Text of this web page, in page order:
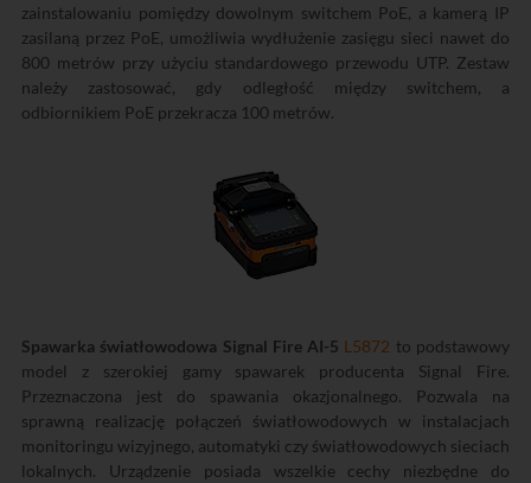
zainstalowaniu pomiędzy dowolnym switchem PoE, a kamerą IP
zasilaną przez PoE, umożliwia wydłużenie zasięgu sieci nawet do
800 metrów przy użyciu standardowego przewodu UTP. Zestaw
należy zastosować, gdy odległość między switchem, a
odbiornikiem PoE przekracza 100 metrów.
Spawarka światłowodowa Signal Fire AI-5 L5872 to podstawowy
model z szerokiej gamy spawarek producenta Signal Fire.
Przeznaczona jest do spawania okazjonalnego. Pozwala na
sprawną realizację połączeń światłowodowych w instalacjach
monitoringu wizyjnego, automatyki czy światłowodowych sieciach
lokalnych. Urządzenie posiada wszelkie cechy niezbędne do